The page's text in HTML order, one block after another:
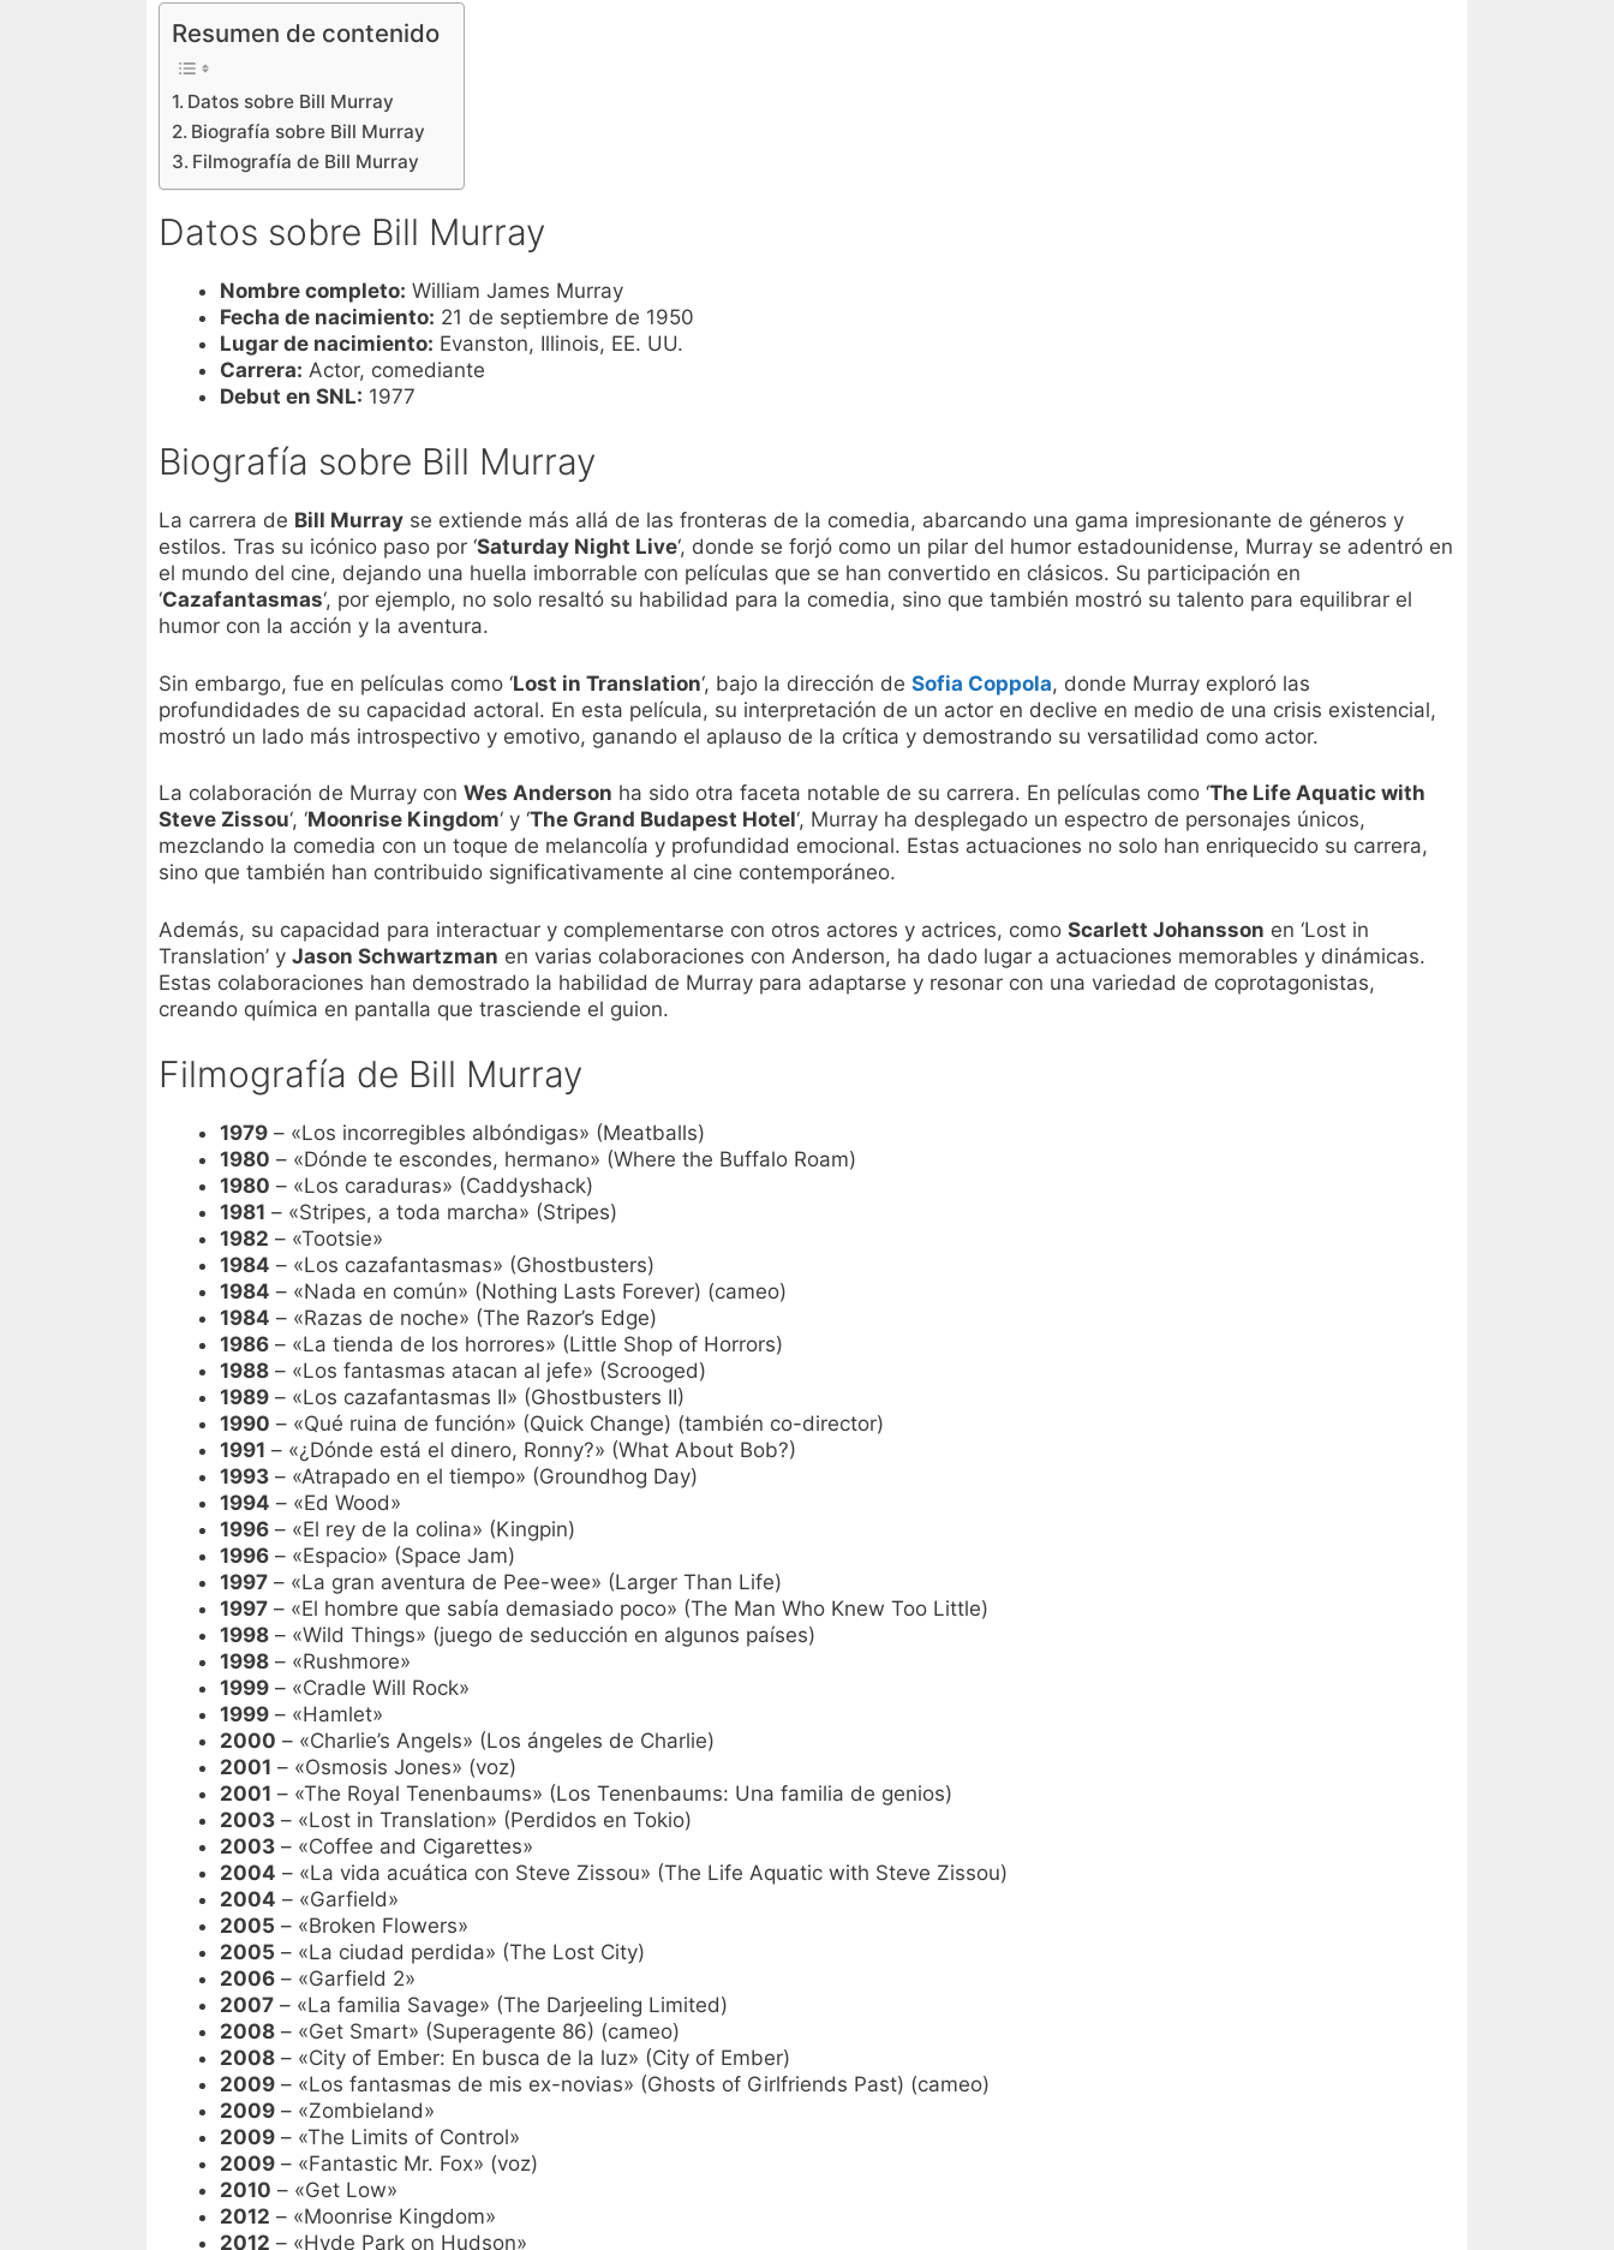
Resumen de contenido
Datos sobre Bill Murray
Biografía sobre Bill Murray
Filmografía de Bill Murray
Datos sobre Bill Murray
Nombre completo: William James Murray
Fecha de nacimiento: 21 de septiembre de 1950
Lugar de nacimiento: Evanston, Illinois, EE. UU.
Carrera: Actor, comediante
Debut en SNL: 1977
Biografía sobre Bill Murray
La carrera de Bill Murray se extiende más allá de las fronteras de la comedia, abarcando una gama impresionante de géneros y
estilos. Tras su icónico paso por ‘Saturday Night Live‘, donde se forjó como un pilar del humor estadounidense, Murray se adentró en
el mundo del cine, dejando una huella imborrable con películas que se han convertido en clásicos. Su participación en
‘Cazafantasmas‘, por ejemplo, no solo resaltó su habilidad para la comedia, sino que también mostró su talento para equilibrar el
humor con la acción y la aventura.
Sin embargo, fue en películas como ‘Lost in Translation‘, bajo la dirección de Sofia Coppola, donde Murray exploró las
profundidades de su capacidad actoral. En esta película, su interpretación de un actor en declive en medio de una crisis existencial,
mostró un lado más introspectivo y emotivo, ganando el aplauso de la crítica y demostrando su versatilidad como actor.
La colaboración de Murray con Wes Anderson ha sido otra faceta notable de su carrera. En películas como ‘The Life Aquatic with
Steve Zissou‘, ‘Moonrise Kingdom‘ y ‘The Grand Budapest Hotel‘, Murray ha desplegado un espectro de personajes únicos,
mezclando la comedia con un toque de melancolía y profundidad emocional. Estas actuaciones no solo han enriquecido su carrera,
sino que también han contribuido significativamente al cine contemporáneo.
Además, su capacidad para interactuar y complementarse con otros actores y actrices, como Scarlett Johansson en ‘Lost in
Translation’ y Jason Schwartzman en varias colaboraciones con Anderson, ha dado lugar a actuaciones memorables y dinámicas.
Estas colaboraciones han demostrado la habilidad de Murray para adaptarse y resonar con una variedad de coprotagonistas,
creando química en pantalla que trasciende el guion.
Filmografía de Bill Murray
1979 – «Los incorregibles albóndigas» (Meatballs)
1980 – «Dónde te escondes, hermano» (Where the Buffalo Roam)
1980 – «Los caraduras» (Caddyshack)
1981 – «Stripes, a toda marcha» (Stripes)
1982 – «Tootsie»
1984 – «Los cazafantasmas» (Ghostbusters)
1984 – «Nada en común» (Nothing Lasts Forever) (cameo)
1984 – «Razas de noche» (The Razor’s Edge)
1986 – «La tienda de los horrores» (Little Shop of Horrors)
1988 – «Los fantasmas atacan al jefe» (Scrooged)
1989 – «Los cazafantasmas II» (Ghostbusters II)
1990 – «Qué ruina de función» (Quick Change) (también co-director)
1991 – «¿Dónde está el dinero, Ronny?» (What About Bob?)
1993 – «Atrapado en el tiempo» (Groundhog Day)
1994 – «Ed Wood»
1996 – «El rey de la colina» (Kingpin)
1996 – «Espacio» (Space Jam)
1997 – «La gran aventura de Pee-wee» (Larger Than Life)
1997 – «El hombre que sabía demasiado poco» (The Man Who Knew Too Little)
1998 – «Wild Things» (juego de seducción en algunos países)
1998 – «Rushmore»
1999 – «Cradle Will Rock»
1999 – «Hamlet»
2000 – «Charlie’s Angels» (Los ángeles de Charlie)
2001 – «Osmosis Jones» (voz)
2001 – «The Royal Tenenbaums» (Los Tenenbaums: Una familia de genios)
2003 – «Lost in Translation» (Perdidos en Tokio)
2003 – «Coffee and Cigarettes»
2004 – «La vida acuática con Steve Zissou» (The Life Aquatic with Steve Zissou)
2004 – «Garfield»
2005 – «Broken Flowers»
2005 – «La ciudad perdida» (The Lost City)
2006 – «Garfield 2»
2007 – «La familia Savage» (The Darjeeling Limited)
2008 – «Get Smart» (Superagente 86) (cameo)
2008 – «City of Ember: En busca de la luz» (City of Ember)
2009 – «Los fantasmas de mis ex-novias» (Ghosts of Girlfriends Past) (cameo)
2009 – «Zombieland»
2009 – «The Limits of Control»
2009 – «Fantastic Mr. Fox» (voz)
2010 – «Get Low»
2012 – «Moonrise Kingdom»
2012 – «Hyde Park on Hudson»